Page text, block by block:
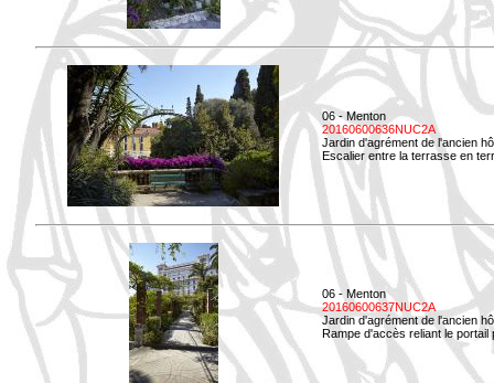
06 - Menton
20160600636NUC2A
Jardin d'agrément de l'ancien
Escalier entre la terrasse en
06 - Menton
20160600637NUC2A
Jardin d'agrément de l'ancien
Rampe d'accès reliant le portail